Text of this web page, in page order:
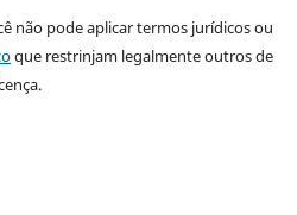
não pode aplicar termos jurídicos ou
que restrinjam legalmente outros de